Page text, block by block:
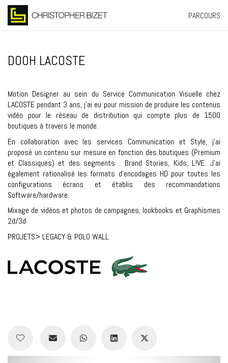
PARCOURS
DOOH LACOSTE
Motion Designer au sein du Service Communication Visuelle chez
LACOSTE pendant 3 ans, j’ai eu pour mission de produire les contenus
vidéo pour le réseau de distribution qui compte plus de 1500
boutiques à travers le monde.
En collaboration avec les services Communication et Style, j’ai
proposé un contenu sur mesure en fonction des boutiques (Premium
et Classiques) et des segments : Brand Stories, Kids, L!VE. J’ai
également rationalisé les formats d’encodages HD pour toutes les
configurations écrans et établis des recommandations
Software/hardware.
Mixage de vidéos et photos de campagnes, lookbooks et Graphismes
2d/3d
PROJETS> LEGACY & POLO WALL